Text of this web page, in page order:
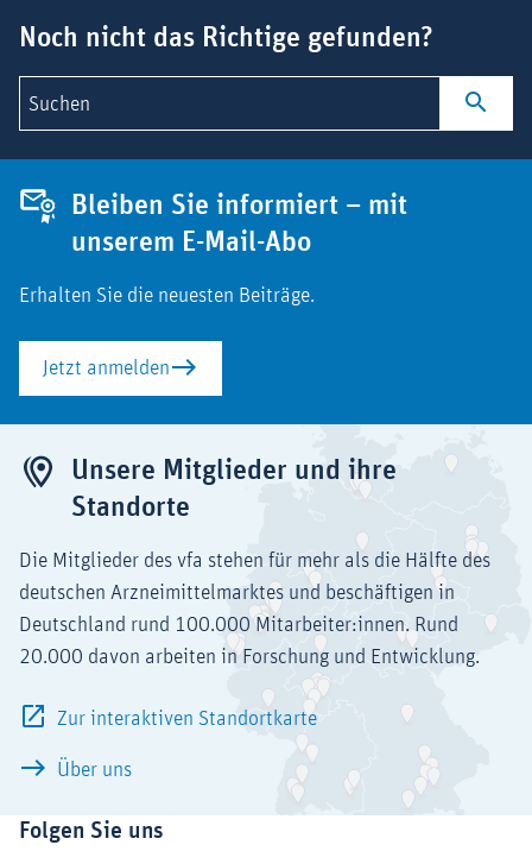
Noch nicht das Richtige gefunden?
Suchen
Bleiben Sie informiert – mit
unserem E-Mail-Abo
Erhalten Sie die neuesten Beiträge.
Jetzt anmelden
Unsere Mitglieder und ihre
Standorte
Die Mitglieder des vfa stehen für mehr als die Hälfte des
deutschen Arzneimittelmarktes und beschäftigen in
Deutschland rund 100.000 Mitarbeiter:innen. Rund
20.000 davon arbeiten in Forschung und Entwicklung.
Zur interaktiven Standortkarte
Über uns
Folgen Sie uns